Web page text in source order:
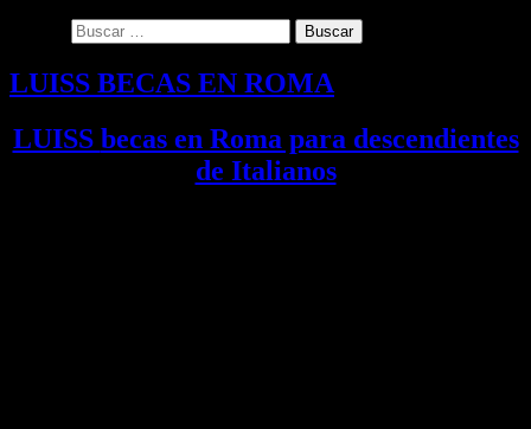
LUISS BECAS EN ROMA
LUISS becas en Roma para descendientes
de Italianos